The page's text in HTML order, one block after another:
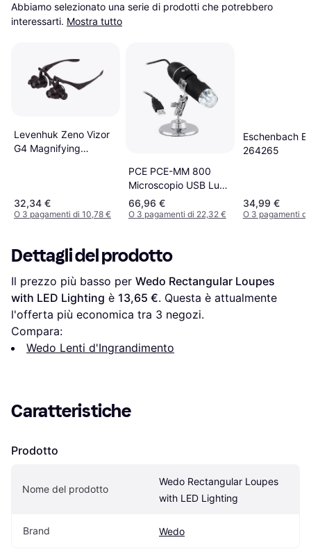
Abbiamo selezionato una serie di prodotti che potrebbero
interessarti. Mostra tutto
Levenhuk Zeno Vizor
G4 Magnifying
32,34 €
O 3 pagamenti di 10,78 €
PCE PCE-MM 800
Microscopio USB Luce
Riflessa
66,96 €
O 3 pagamenti di 22,32 €
Eschenbach
264265
34,99 €
O 3 pagamenti di
Dettagli del prodotto
Il prezzo più basso per Wedo Rectangular Loupes
with LED Lighting è 13,65 €. Questa è attualmente
l'offerta più economica tra 3 negozi.
Compara:
Wedo Lenti d'Ingrandimento
Caratteristiche
Prodotto
Nome del prodotto
Wedo Rectangular Loupes
with LED Lighting
Brand Wedo